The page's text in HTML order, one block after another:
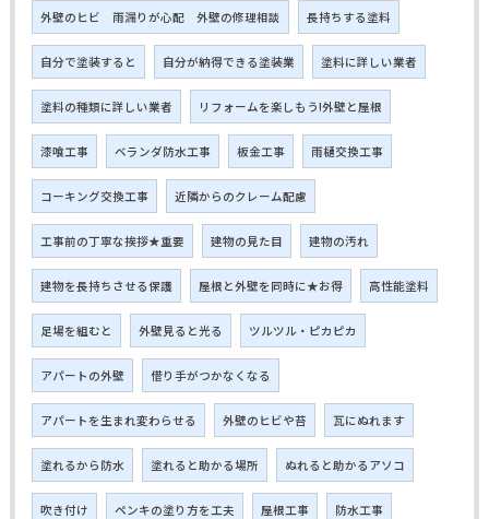
外壁のヒビ 雨漏りが心配 外壁の修理相談 長持ちする塗料
自分で塗装すると 自分が納得できる塗装業 塗料に詳しい業者
塗料の種類に詳しい業者 リフォームを楽しもう!外壁と屋根
漆喰工事 ベランダ防水工事 板金工事 雨樋交換工事
コーキング交換工事 近隣からのクレーム配慮
工事前の丁寧な挨拶★重要 建物の見た目 建物の汚れ
建物を長持ちさせる保護 屋根と外壁を同時に★お得 高性能塗料
足場を組むと 外壁見ると光る ツルツル・ピカピカ
アパートの外壁 借り手がつかなくなる
アパートを生まれ変わらせる 外壁のヒビや苔 瓦にぬれます
塗れるから防水 塗れると助かる場所 ぬれると助かるアソコ
吹き付け ペンキの塗り方を工夫 屋根工事 防水工事